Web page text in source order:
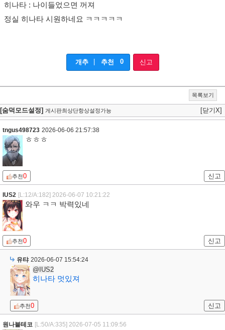
히나타 : 나이들었으면 꺼져
정실 히나타 시원하네요 ㅋㅋㅋㅋㅋ
개추 | 추천 0 신고
목록보기
[숨덕모드설정] 게시판최상단항상설정가능 [닫기X]
tngus498723 2026-06-06 21:57:38
ㅎㅎㅎ
추천0 신고
IUS2 [L:12/A:182] 2026-06-07 10:21:22
와우 ㅋㅋ 박력있네
추천0 신고
유탸 2026-06-07 15:54:24
@IUS2
히나타 멋있져
추천0 신고
원나블테코 [L:50/A:335] 2026-07-05 11:09:56